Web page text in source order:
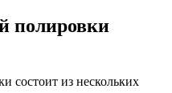
полировки
состоит из нескольких